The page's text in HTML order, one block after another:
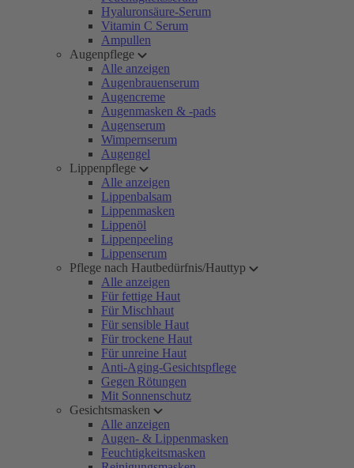
Hyaluronsäure-Serum
Vitamin C Serum
Ampullen
Augenpflege
Alle anzeigen
Augenbrauenserum
Augencreme
Augenmasken & -pads
Augenserum
Wimpernserum
Augengel
Lippenpflege
Alle anzeigen
Lippenbalsam
Lippenmasken
Lippenöl
Lippenpeeling
Lippenserum
Pflege nach Hautbedürfnis/Hauttyp
Alle anzeigen
Für fettige Haut
Für Mischhaut
Für sensible Haut
Für trockene Haut
Für unreine Haut
Anti-Aging-Gesichtspflege
Gegen Rötungen
Mit Sonnenschutz
Gesichtsmasken
Alle anzeigen
Augen- & Lippenmasken
Feuchtigkeitsmasken